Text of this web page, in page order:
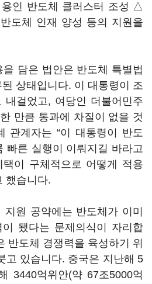
인 반도체 클러스터 조성 △
도체 인재 양성 등의 지원을
담은 법안은 반도체 특별법
상태입니다. 이 대통령이 조
내걸었고, 여당인 더불어민주
만큼 통과에 차질이 없을 것
관계자는 “이 대통령이 반도
빠른 실행이 이뤄지길 바라고
택이 구체적으로 어떻게 적용
했습니다.
원 공약에는 반도체가 이미
됐다는 문제의식이 자리합
반도체 경쟁력을 육성하기 위
고 있습니다. 중국은 지난해 5
3440억위안(약 67조5000억